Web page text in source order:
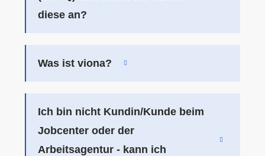
diese an?
Was ist viona?
Ich bin nicht Kundin/Kunde beim
Jobcenter oder der
Arbeitsagentur - kann ich